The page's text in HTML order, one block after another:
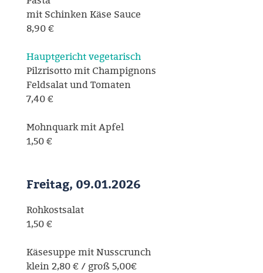
mit Schinken Käse Sauce
8,90 €
Hauptgericht vegetarisch
Pilzrisotto mit Champignons
Feldsalat und Tomaten
7,40 €
Mohnquark mit Apfel
1,50 €
Freitag, 09.01.2026
Rohkostsalat
1,50 €
Käsesuppe mit Nusscrunch
klein 2,80 € / groß 5,00€